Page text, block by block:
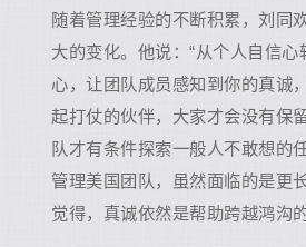
随着管理经验的不断积累，刘同
大的变化。他说：“从个人自信
心，让团队成员感知到你的真诚
起打仗的伙伴，大家才会没有保
队才有条件探索一般人不敢想的
管理美国团队，虽然面临的是更
觉得，真诚依然是帮助跨越鸿沟